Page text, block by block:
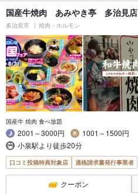
国産牛焼肉 あみやき亭 多治見店
多治見市 焼肉・ホルモン
国産牛 焼肉 食べ放題
2001～3000円
1001～1500円
小泉駅より徒歩20分
口コミ投稿特典対象店 適格請求書発行事業者
クーポン